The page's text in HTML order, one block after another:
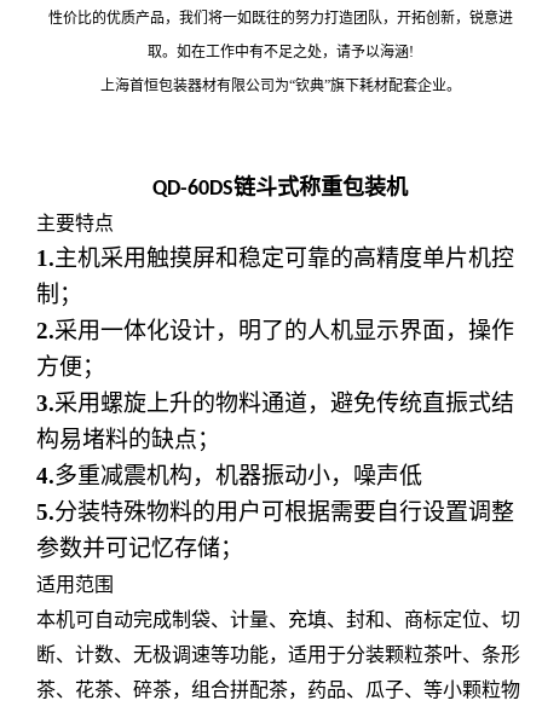
性价比的优质产品，我们将一如既往的努力打造团队，开拓创新，锐意进
取。如在工作中有不足之处，请予以海涵!
上海首恒包装器材有限公司为“钦典”旗下耗材配套企业。
QD-60DS链斗式称重包装机
主要特点
1.主机采用触摸屏和稳定可靠的高精度单片机控
制；
2.采用一体化设计，明了的人机显示界面，操作
方便；
3.采用螺旋上升的物料通道，避免传统直振式结
构易堵料的缺点；
4.多重减震机构，机器振动小，噪声低
5.分装特殊物料的用户可根据需要自行设置调整
参数并可记忆存储；
适用范围
本机可自动完成制袋、计量、充填、封和、商标定位、切
断、计数、无极调速等功能，适用于分装颗粒茶叶、条形
茶、花茶、碎茶，组合拼配茶，药品、瓜子、等小颗粒物